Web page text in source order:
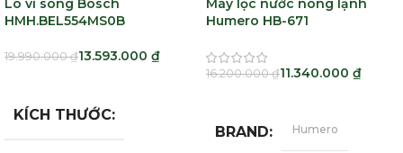
Lò vi sóng Bosch
HMH.BEL554MS0B
19.990.000₫13.593.000 ₫
KÍCH THƯỚC
Máy lọc nước nóng lạnh
Humero HB-671
16.200.000₫11.340.000 ₫
BRAND Humero